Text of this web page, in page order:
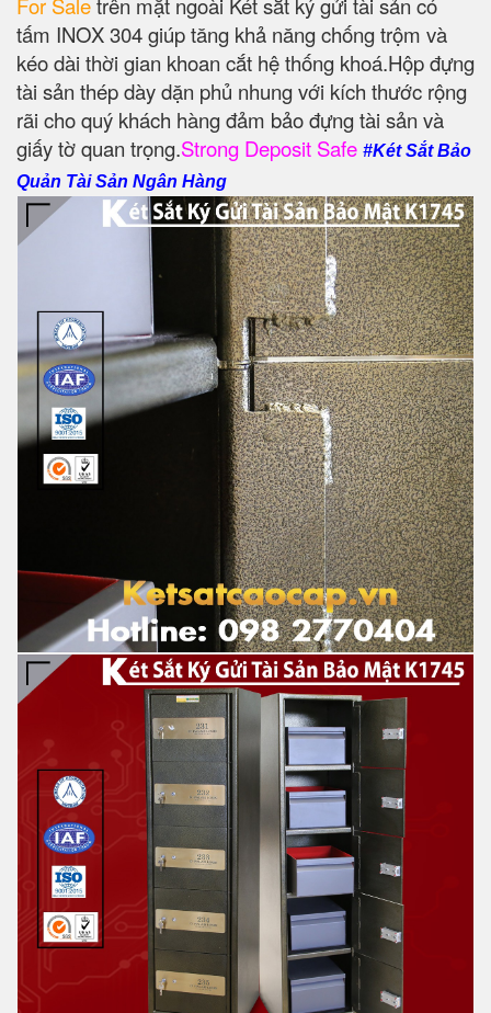
tấm INOX 304 giúp tăng khả năng chống trộm và
kéo dài thời gian khoan cắt hệ thống khoá.Hộp đựng
tài sản thép dày dặn phủ nhung với kích thước rộng
rãi cho quý khách hàng đảm bảo đựng tài sản và
giấy tờ quan trọng.Strong Deposit Safe #Két Sắt Bảo
Quản Tài Sản Ngân Hàng